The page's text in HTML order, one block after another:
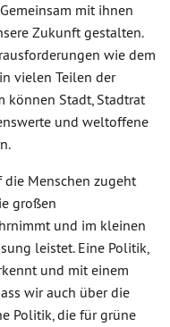
mit ihnen
Zukunft gestalten.
wie dem
vielen Teilen der
können Stadt, Stadtrat
und weltoffene
die Menschen zugeht
großen
und im kleinen
leistet. Eine Politik,
und mit einem
wir auch über die
Politik, die für grüne